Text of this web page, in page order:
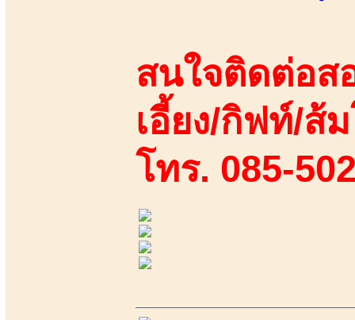
สนใจติดต่อส
เอี้ยง/กิฟท์/ส้
โทร. 085-